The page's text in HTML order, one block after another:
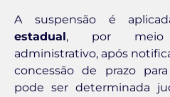
A suspensão é
estadual, por meio
administrativo, após
concessão de prazo
pode ser determinada